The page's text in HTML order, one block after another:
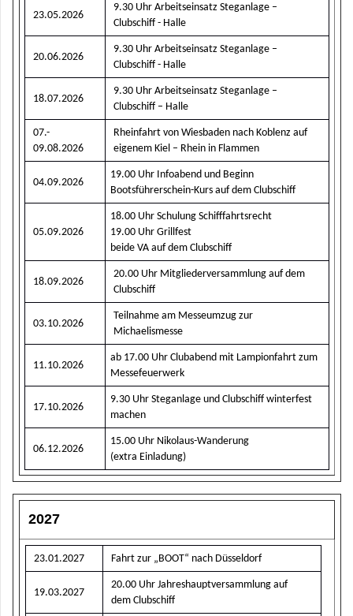
23.05.2026
9.30 Uhr Arbeitseinsatz Steganlage –
Clubschiff - Halle
20.06.2026
9.30 Uhr Arbeitseinsatz Steganlage –
Clubschiff - Halle
18.07.2026
9.30 Uhr Arbeitseinsatz Steganlage –
Clubschiff – Halle
07.-
09.08.2026
Rheinfahrt von Wiesbaden nach Koblenz auf
eigenem Kiel – Rhein in Flammen
04.09.2026
19.00 Uhr Infoabend und Beginn
Bootsführerschein-Kurs auf dem Clubschiff
05.09.2026
18.00 Uhr Schulung Schifffahrtsrecht
19.00 Uhr Grillfest
beide VA auf dem Clubschiff
18.09.2026
20.00 Uhr Mitgliederversammlung auf dem
Clubschiff
03.10.2026
Teilnahme am Messeumzug zur
Michaelismesse
11.10.2026
ab 17.00 Uhr Clubabend mit Lampionfahrt zum
Messefeuerwerk
17.10.2026
9.30 Uhr Steganlage und Clubschiff winterfest
machen
06.12.2026
15.00 Uhr Nikolaus-Wanderung
(extra Einladung)
2027
23.01.2027 Fahrt zur „BOOT“ nach Düsseldorf
19.03.2027
20.00 Uhr Jahreshauptversammlung​ auf
dem Clubschiff